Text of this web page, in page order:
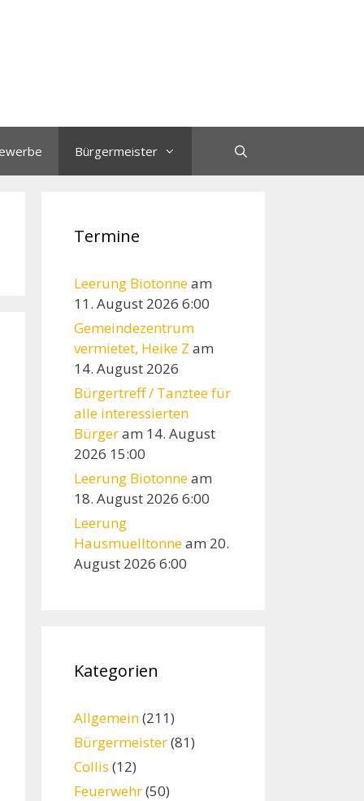
Bürgermeister
Termine
Leerung Biotonneam
11. August 2026 6:00
Gemeindezentrum
vermietet, Heike Z am
14. August 2026
Bürgertreff / Tanztee für
alle interessierten
Bürgeram 14. August
2026 15:00
Leerung Biotonneam
18. August 2026 6:00
Leerung
Hausmuelltonneam 20.
August 2026 6:00
Kategorien
Allgemein(211)
Bürgermeister(81)
Collis (12)
Feuerwehr(50)